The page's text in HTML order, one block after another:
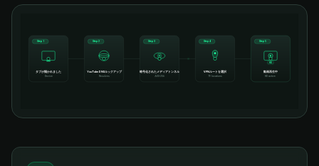
Step 1
タブが開かれました
Device
Step 2
YouTube DNSルックアップ
Resolves
Step 3
暗号化されたメディアトンネル
AES-256
Step 4
VPNルートを選択
79 locations
Step 5
HD
動画再生中
HD active